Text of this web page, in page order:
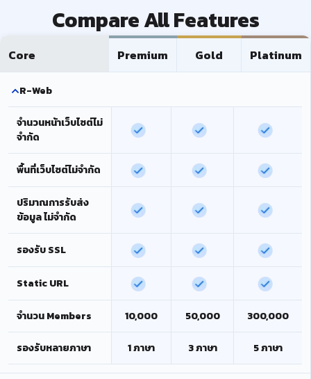
Compare All Features
Core Premium Gold Platinum
R-Web
จำนวนหน้าเว็บไซต์ไม่
จำกัด
พื้นที่เว็บไซต์ไม่จำกัด
ปริมาณการรับส่ง
ข้อมูล ไม่จำกัด
รองรับ SSL
Static URL
จำนวน Members 10,000 50,000 300,000
รองรับหลายภาษา 1 ภาษา 3 ภาษา 5 ภาษา